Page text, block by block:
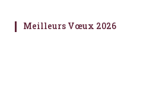
Meilleurs Vœux 2026